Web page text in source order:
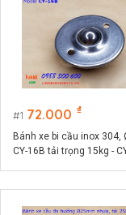
1 72.000 ₫
Bánh xe bi cầu inox 304,
CY-16B tải trọng 15kg -